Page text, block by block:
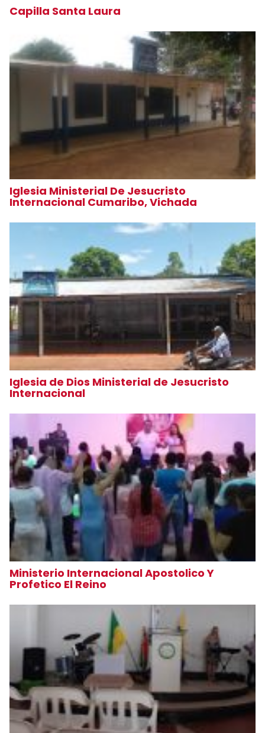
Capilla Santa Laura
Iglesia Ministerial De Jesucristo
Internacional Cumaribo, Vichada
Iglesia de Dios Ministerial de Jesucristo
Internacional
Ministerio Internacional Apostolico Y
Profetico El Reino